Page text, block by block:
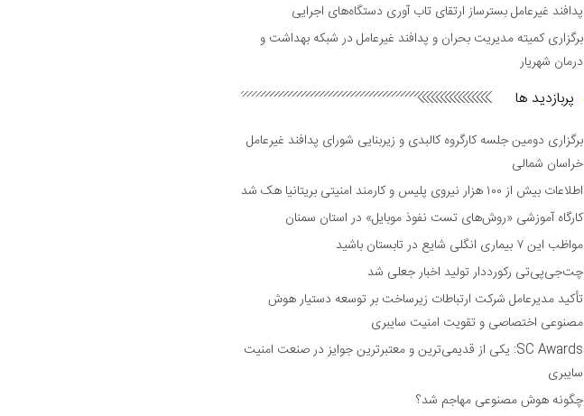
پدافند غیرعامل بسترساز ارتقای تاب آوری دستگاه‌های اجرایی
برگزاری کمیته مدیریت بحران و پدافند غیرعامل در شبکه بهداشت و
درمان شهریار
پربازدید ها
برگزاری دومین جلسه کارگروه کالبدی و زیربنایی شورای پدافند غیرعامل
خراسان شمالی
اطلاعات بیش از ۱۰۰ هزار نیروی پلیس و کارمند امنیتی بریتانیا هک شد
کارگاه آموزشی «روش‌های تست نفوذ موبایل» در استان سمنان
مواظب این ۷ بیماری انگلی شایع در تابستان باشید
چت‌جی‌پی‌تی رکورددار تولید اخبار جعلی شد
تأکید مدیرعامل شرکت ارتباطات زیرساخت بر توسعه دستیار هوش
مصنوعی اختصاصی و تقویت امنیت سایبری
SC Awards: یکی از قدیمی‌ترین و معتبرترین جوایز در صنعت امنیت
سایبری
چگونه هوش مصنوعی مهاجم شد؟